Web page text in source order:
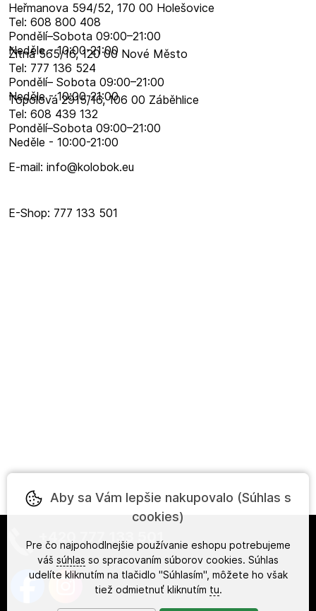
Heřmanova 594/52, 170 00 Holešovice
Tel: 608 800 408
Pondělí–​Sobota 09:00–​21:00
Neděle - 10:00-21:00
Žitná 565/16, 120 00 Nové Město
Tel: 777 136 524
Pondělí– Sobota 09:00–21:00
Neděle - 10:00-21:00
Topolová 2915/16, 106 00 Záběhlice
Tel: 608 439 132
Pondělí–​Sobota 09:00–​21:00
Neděle - 10:00-21:00
E-mail: info@kolobok.eu
E-Shop: 777 133 501
+420 777 133 501
Aby sa Vám lepšie nakupovalo (Súhlas s
cookies)
Pre čo najpohodlnejšie používanie eshopu potrebujeme
váš súhlas so spracovaním súborov cookies. Súhlas
udelíte kliknutím na tlačidlo "Súhlasím", môžete ho však
tiež odmietnuť kliknutím tu.